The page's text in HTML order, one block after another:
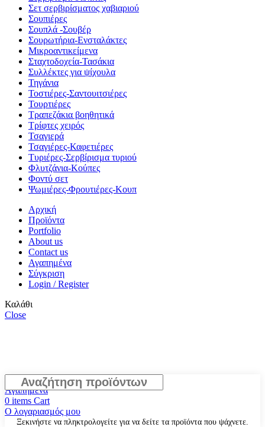
Σετ σερβιρίσματος χαβιαριού
Σουπιέρες
Σουπλά -Σουβέρ
Σουρωτήρια-Ενσταλάκτες
Μικροαντικείμενα
Σταχτοδοχεία-Τασάκια
Συλλέκτες για ψίχουλα
Τηγάνια
Τοστιέρες-Σαντουιτσιέρες
Τουρτιέρες
Τραπεζάκια βοηθητικά
Τρίφτες χειρός
Τσαγιερά
Τσαγιέρες-Καφετιέρες
Τυριέρες-Σερβίρισμα τυριού
Φλυτζάνια-Κούπες
Φοντύ σετ
Ψωμιέρες-Φρουτιέρες-Κουπ
Αρχική
Προϊόντα
Portfolio
About us
Contact us
Αγαπημένα
Σύγκριση
Login / Register
Καλάθι
Close
Ξεκινήστε να πληκτρολογείτε για να δείτε τα προϊόντα που ψάχνετε.
Κατάστημα
Αγαπημένα
0 items Cart
Ο λογαριασμός μου